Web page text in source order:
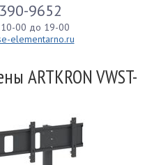
9652
00 до 19-00
elementarno.ru
ARTKRON VWST-